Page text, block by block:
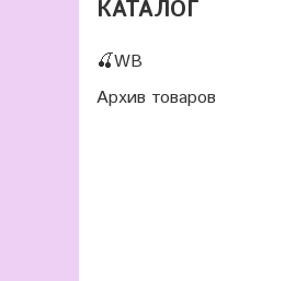
КАТАЛОГ
🍒WB
Архив товаров